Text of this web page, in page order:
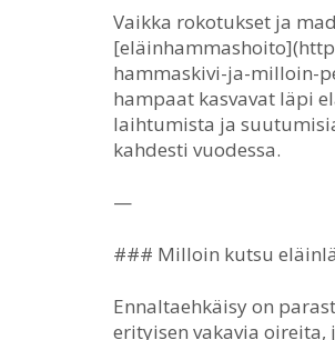
Vaikka rokotukset ja
hammaskivi-ja-milloin-
hampaat kasvavat läpi
laihtumista ja
kahdesti vuodessa.
—
### Milloin kutsu
Ennaltaehkäisy on
erityisen vakavia